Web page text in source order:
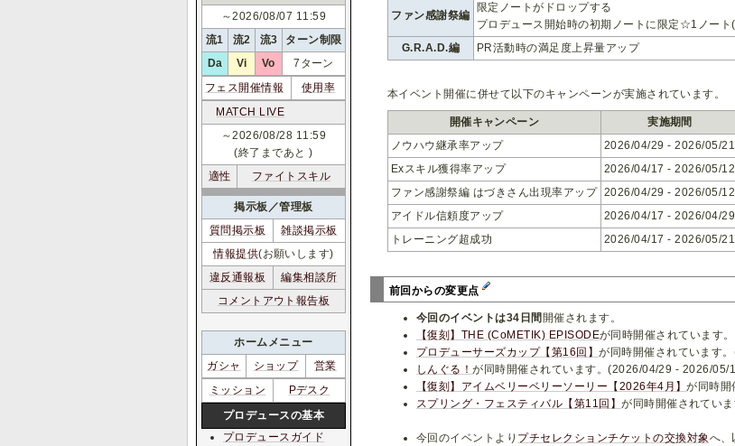
ファン感謝祭編
限定ノートがドロップする
プロデュース開始時の初期ノートに限定☆1ノー
G.R.A.D.編
PR活動時の満足度上昇量アップ
本イベント開催に併せて以下のキャンペーンが実施されています。
開催キャンペーン
実施期間
ノウハウ継承率アップ
2026/04/29 - 2026/05/21
Exスキル獲得率アップ
2026/04/17 - 2026/05/12
ファン感謝祭編 はづきさん出現率アップ 2026/04/29 - 2026/05/12
アイドル信頼度アップ
2026/04/17 - 2026/04/29
トレーニング超成功
2026/04/17 - 2026/05/21
前回からの変更点
今回のイベントは34日間 開催されます。
【復刻】THE (CoMETIK) EPISODEが同時開催されています
プロデューサーズカップ【第16回】が同時開催されています
しんぐる！が同時開催されています。(2026/04/29 - 2026/05/
【復刻】アイムベリーベリーソーリー【2026年4月】が同時
スプリング・フェスティバル【第11回】が同時開催されてい
今回のイベントより プチセレクションチケットの交換対象へ、
～2026/08/07 11:59
流1
流2 流3
ターン制限
Da
Vi Vo
7ターン
フェス開催情報
使用率
MATCH LIVE
適性 ファイトスキル
～2026/08/28 11:59
(終了まであと)
違反通報板
編集相談所
コメントアウト報告板
掲示板／管理板
質問掲示板
雑談掲示板
情報提供(お願いします)
ホームメニュー
ガシャ
ショップ
営業
ミッション
Pデスク
プロデュースの基本
プロデュースガイド